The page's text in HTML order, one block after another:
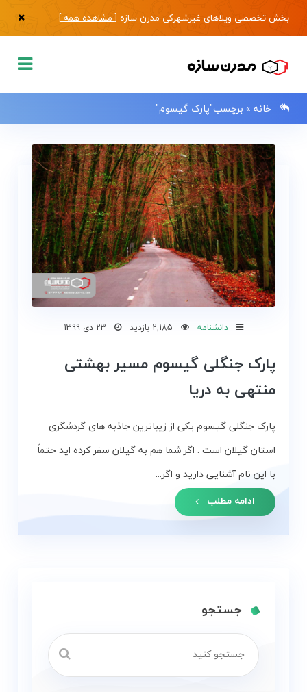
بخش تخصصی ویلاهای غیرشهرکی مدرن سازه [مشاهده همه]
خانه» برچسب"پارک گیسوم"
دانشنامه 2,185 بازدید 23 دی 1399
پارک جنگلی گیسوم مسیر بهشتی
منتهی به دریا
پارک جنگلی گیسوم یکی از زیباترین جاذبه های گردشگری
استان گیلان است . اگر شما هم به گیلان سفر کرده اید حتماً
با این نام آشنایی دارید و اگر...
ادامه مطلب
جستجو
0133483
صفحه
اصلی
فروش
نقشه
گیلان
درباره
ما